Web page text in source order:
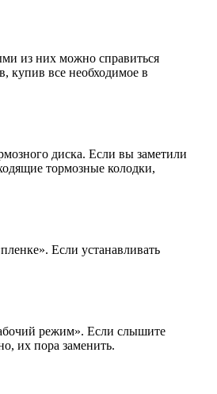
из них можно справиться
купив все необходимое в
диска. Если вы заметили
тормозные колодки,
Если устанавливать
режим». Если слышите
их пора заменить.